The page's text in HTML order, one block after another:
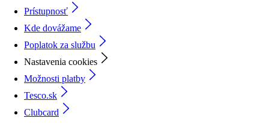
Prístupnosť
Kde dovážame
Poplatok za službu
Nastavenia cookies
Možnosti platby
Tesco.sk
Clubcard